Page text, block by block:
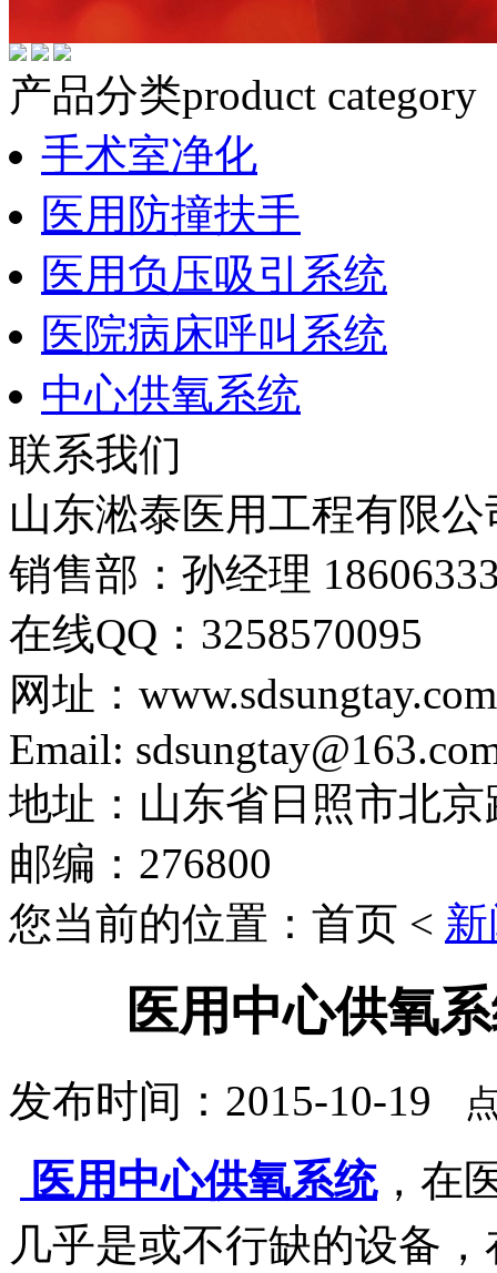
产品分类product category
手术室净化
医用防撞扶手
医用负压吸引系统
医院病床呼叫系统
中心供氧系统
联系我们
山东淞泰医用工程有限公
销售部：孙经理
在线QQ：3258570095
网址：www.sdsungtay.com
Email:
地址：山东省日照市北京
邮编：276800
您当前的位置：首页 <
医用中心供氧
发布时间：2015-10-19
医用中心供氧系统，在
几乎是或不行缺的设备